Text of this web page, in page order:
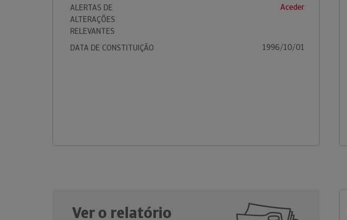
ALERTAS DE
ALTERAÇÕES
RELEVANTES
Aceder
DATA DE CONSTITUIÇÃO 1996/10/01
Ver o relatório